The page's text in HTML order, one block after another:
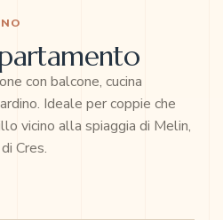
con balcone, cucina
Ideale per coppie che
vicino alla spiaggia di Melin,
Cres.